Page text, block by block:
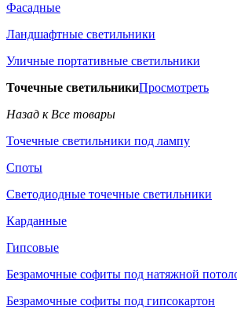
Фасадные
Ландшафтные светильники
Уличные портативные светильники
Точечные светильникиПросмотреть
Назад к Все товары
Точечные светильники под лампу
Споты
Светодиодные точечные светильники
Карданные
Гипсовые
Безрамочные софиты под натяжной
Безрамочные софиты под гипсокартон